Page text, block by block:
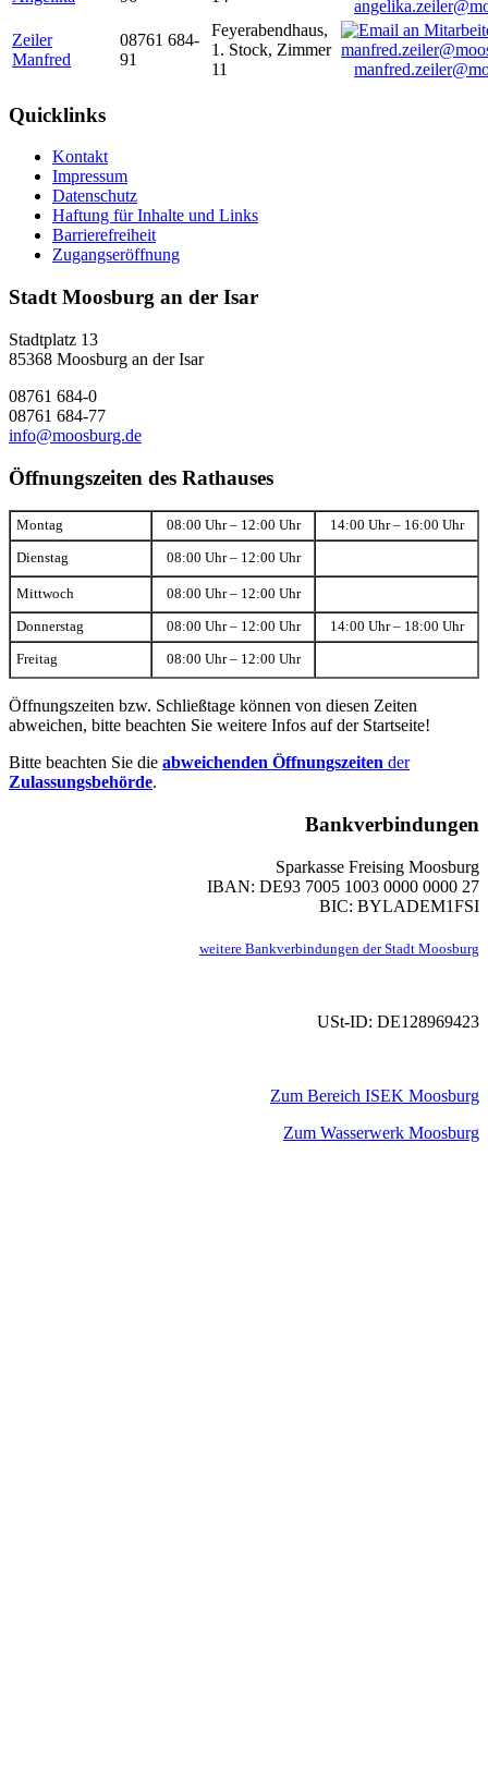
Zeiler
Manfred
08761 684-
91
Feyerabendhaus,
1. Stock, Zimmer
11
Quicklinks
Kontakt
Impressum
Datenschutz
Haftung für Inhalte und Links
Barrierefreiheit
Zugangseröffnung
Stadt Moosburg an der Isar
Stadtplatz 13
85368 Moosburg an der Isar
08761 684-0
08761 684-77
info@moosburg.de
Öffnungszeiten des Rathauses
Montag 08:00 Uhr – 12:00 Uhr 14:00 Uhr – 16:00 Uhr
Dienstag 08:00 Uhr – 12:00 Uhr
Mittwoch 08:00 Uhr – 12:00 Uhr
Donnerstag 08:00 Uhr – 12:00 Uhr 14:00 Uhr – 18:00 Uhr
Freitag 08:00 Uhr – 12:00 Uhr
Öffnungszeiten bzw. Schließtage können von diesen Zeiten
abweichen, bitte beachten Sie weitere Infos auf der Startseite!
Bitte beachten Sie die abweichenden Öffnungszeiten der
Zulassungsbehörde.
Bankverbindungen
Sparkasse Freising Moosburg
IBAN: DE93 7005 1003 0000 0000 27
BIC: BYLADEM1FSI
weitere Bankverbindungen der Stadt Moosburg
USt-ID: DE128969423
Zum Bereich ISEK Moosburg
Zum Wasserwerk Moosburg